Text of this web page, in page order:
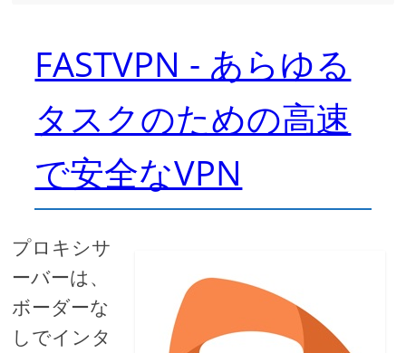
FASTVPN - あらゆる
タスクのための高速
で安全なVPN
プロキシサ
ーバーは、
ボーダーな
しでインタ